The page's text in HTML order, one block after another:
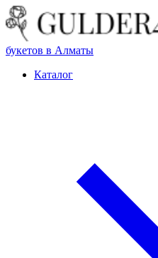
букетов в Алматы
Каталог